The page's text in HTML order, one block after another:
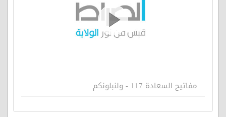
مفاتيح السعادة 117 - ولنبلونكم